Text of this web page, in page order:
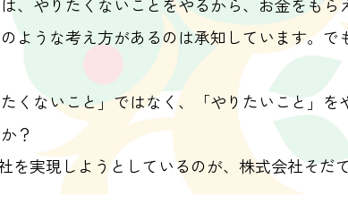
ような考え方があるのは承知しています。で
くないこと」ではなく、「やりたいこと」を
？
現しようとしているのが、株式会社そだて